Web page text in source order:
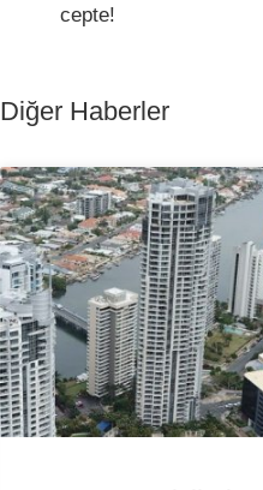
cepte!
Diğer Haberler